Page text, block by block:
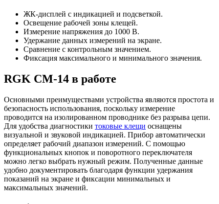
ЖК-дисплей с индикацией и подсветкой.
Освещение рабочей зоны клещей.
Измерение напряжения до 1000 В.
Удержание данных измерений на экране.
Сравнение с контрольным значением.
Фиксация максимального и минимального значения.
RGK CM-14 в работе
Основными преимуществами устройства являются простота и
безопасность использования, поскольку измерение
проводится на изолированном проводнике без разрыва цепи.
Для удобства диагностики токовые клещи оснащены
визуальной и звуковой индикацией. Прибор автоматически
определяет рабочий диапазон измерений. С помощью
функциональных кнопок и поворотного переключателя
можно легко выбрать нужный режим. Полученные данные
удобно документировать благодаря функции удержания
показаний на экране и фиксации минимальных и
максимальных значений.